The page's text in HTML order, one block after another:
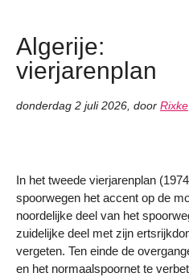
Algerije:
vierjarenplan
donderdag 2 juli 2026, door Rixke
In het tweede vierjarenplan
spoorwegen het accent op de
noordelijke deel van het
zuidelijke deel met zijn
vergeten. Ten einde de
en het normaalspoornet te